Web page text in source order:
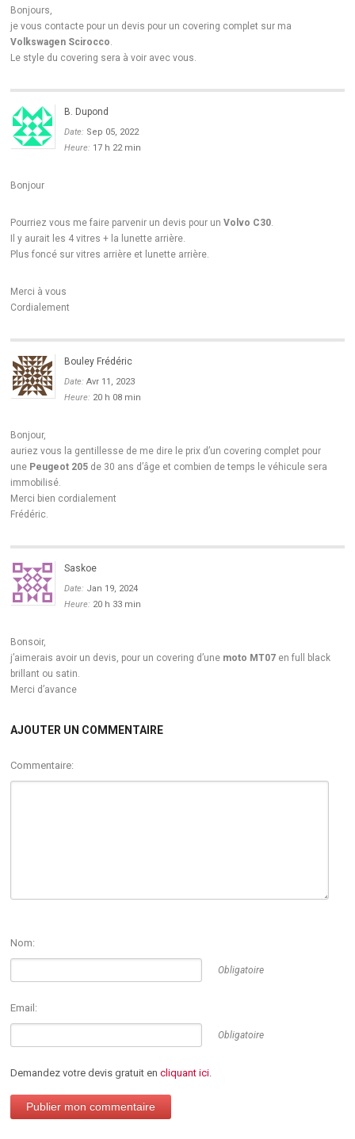
Bonjours,
je vous contacte pour un devis pour un covering complet sur ma
Volkswagen Scirocco.
Le style du covering sera à voir avec vous.
B. Dupond
Date: Sep 05, 2022
Heure: 17 h 22 min
Bonjour
Pourriez vous me faire parvenir un devis pour unVolvo C30.
Il y aurait les 4 vitres + la lunette arrière.
Plus foncé sur vitres arrière et lunette arrière.
Merci à vous
Cordialement
Bouley Frédéric
Date:Avr 11, 2023
Heure: 20 h 08 min
Bonjour,
auriez vous la gentillesse de me dire le prix d’un covering complet pour
une Peugeot 205 de 30 ans d’âge et combien de temps le véhicule sera
immobilisé.
Merci bien cordialement
Frédéric.
Saskoe
Date: Jan 19, 2024
Heure: 20 h 33 min
Bonsoir,
j’aimerais avoir un devis, pour un covering d’une moto MT07 en full black
brillant ou satin.
Merci d’avance
AJOUTER UN COMMENTAIRE
Commentaire:
Nom:
Obligatoire
Email:
Obligatoire
Demandez votre devis gratuit encliquant ici.